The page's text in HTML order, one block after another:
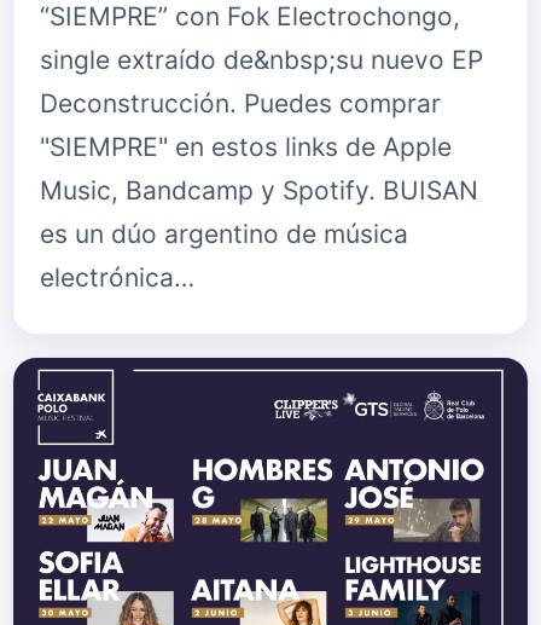
“SIEMPRE” con Fok Electrochongo,
single extraído de&nbsp;su nuevo EP
Deconstrucción. Puedes comprar
"SIEMPRE" en estos links de Apple
Music, Bandcamp y Spotify. BUISAN
es un dúo argentino de música
electrónica…